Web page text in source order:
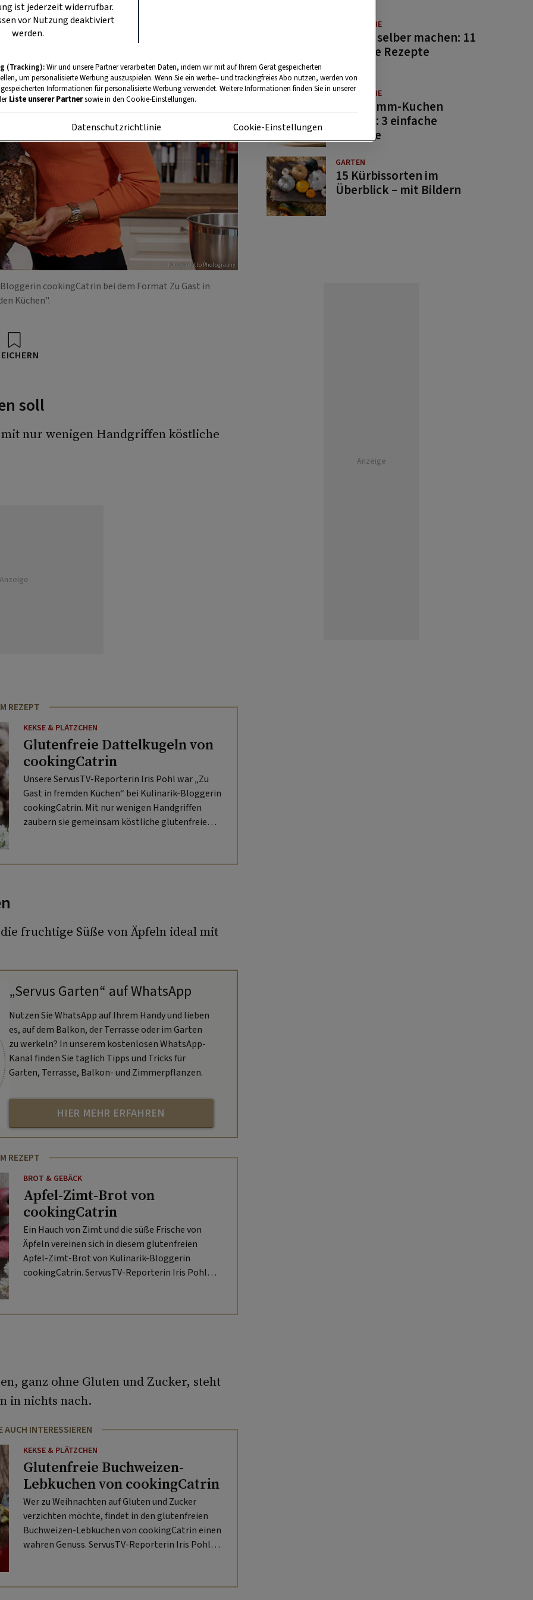
Foto: Carletto Photography
cookingCatrin bei dem Format Zu Gast in
Küchen".
soll
nur wenigen Handgriffen köstliche
Anzeige
REZEPT
KEKSE & PLÄTZCHEN
Glutenfreie Dattelkugeln von
cookingCatrin
Unsere ServusTV-Reporterin Iris Pohl war „Zu
Gast in fremden Küchen“ bei Kulinarik-Bloggerin
cookingCatrin. Mit nur wenigen Handgriffen
zaubern sie gemeinsam köstliche glutenfreie
fruchtige Süße von Äpfeln ideal mit
„Servus Garten“ auf WhatsApp
Nutzen Sie WhatsApp auf Ihrem Handy und lieben
es, auf dem Balkon, der Terrasse oder im Garten
zu werkeln? In unserem kostenlosen WhatsApp-
Kanal finden Sie täglich Tipps und Tricks für
Garten, Terrasse, Balkon- und Zimmerpflanzen.
HIER MEHR ERFAHREN
REZEPT
BROT & GEBÄCK
Apfel-Zimt-Brot von
cookingCatrin
Ein Hauch von Zimt und die süße Frische von
Äpfeln vereinen sich in diesem glutenfreien
Apfel-Zimt-Brot von Kulinarik-Bloggerin
cookingCatrin. ServusTV-Reporterin Iris Pohl
ganz ohne Gluten und Zucker, steht
in nichts nach.
AUCH INTERESSIEREN
KEKSE & PLÄTZCHEN
Glutenfreie Buchweizen-
Lebkuchen von cookingCatrin
Wer zu Weihnachten auf Gluten und Zucker
verzichten möchte, findet in den glutenfreien
Buchweizen-Lebkuchen von cookingCatrin einen
wahren Genuss. ServusTV-Reporterin Iris Pohl
GUTE KÜCHE
Saucen selber machen: 11
beliebte Rezepte
GUTE KÜCHE
Osterlamm-Kuchen
backen: 3 einfache
Rezepte
GARTEN
15 Kürbissorten im
Überblick – mit Bildern
Anzeige
ist jederzeit widerrufbar.
vor Nutzung deaktiviert
werden.
(Tracking):Wir und unsere Partner verarbeiten Daten, indem wir mit auf Ihrem Gerät gespeicherten
um personalisierte Werbung auszuspielen. Wenn Sie ein werbe– und trackingfreies Abo nutzen, werden von
Informationen für personalisierte Werbung verwendet. Weitere Informationen finden Sie in unserer
Liste unserer Partnersowie in den Cookie-Einstellungen.
Datenschutzrichtlinie Cookie-Einstellungen